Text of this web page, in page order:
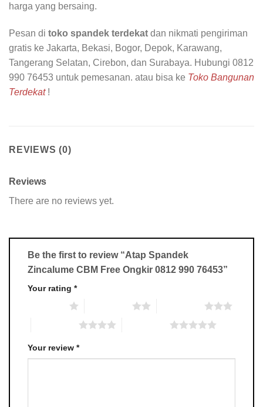
harga yang bersaing.
Pesan di toko spandek terdekat dan nikmati pengiriman
gratis ke Jakarta, Bekasi, Bogor, Depok, Karawang,
Tangerang Selatan, Cirebon, dan Surabaya. Hubungi 0812
990 76453 untuk pemesanan. atau bisa ke Toko Bangunan
Terdekat!
REVIEWS (0)
Reviews
There are no reviews yet.
Be the first to review “Atap Spandek
Zincalume CBM Free Ongkir 0812 990 76453”
Your rating *
Your review *